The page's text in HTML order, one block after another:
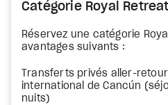
Catégorie Royal Retreat
Réservez une catégorie
avantages suivants :
Transferts privés aller-
international de Cancún
nuits)